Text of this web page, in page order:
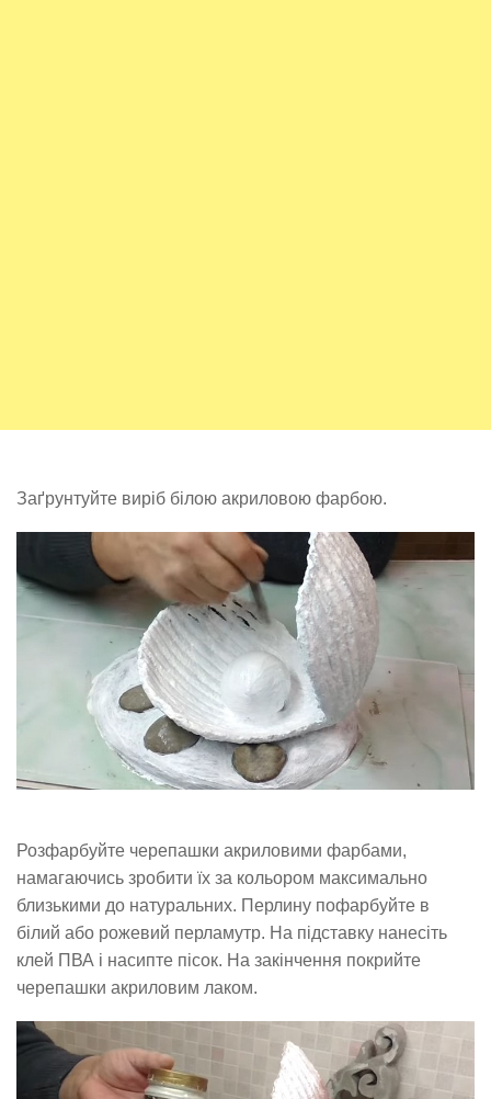
Заґрунтуйте виріб білою акриловою фарбою.
Розфарбуйте черепашки акриловими фарбами,
намагаючись зробити їх за кольором максимально
близькими до натуральних. Перлину пофарбуйте в
білий або рожевий перламутр. На підставку нанесіть
клей ПВА і насипте пісок. На закінчення покрийте
черепашки акриловим лаком.